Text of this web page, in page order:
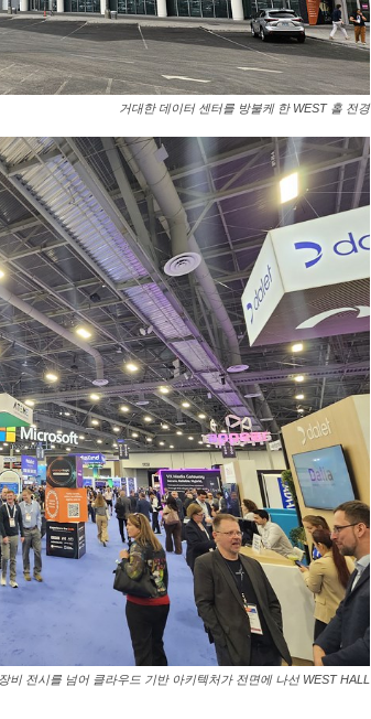
거대한 데이터 센터를 방불케 한 WEST 홀 전경
비 전시를 넘어 클라우드 기반 아키텍처가 전면에 나선 WEST HALL